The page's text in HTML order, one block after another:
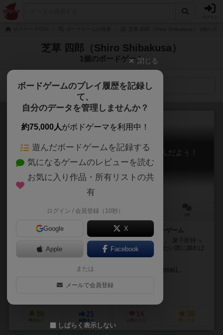
芝草 四郎（Shiro Shibakusa）
1個のボードゲーム
検索メニュー
「ゴメン」で済んだらケーサツいらないんだよぅ！
#Gome-kei
10～30分
怒って、謝って、笑って、推理する、理不尽パーティーゲーム
【改訂2版になりました！】 あー、やらかしちゃったよ。 菓子折持っ
て謝りに行かなきゃ。 だけど、相手は誰なんだ？ いったい誰に謝れば
いいんだ？ みんなに質問...
芝草 四郎（Shiro Shibakusa）
トムサイ（Tomsai）
39
興味あり
21
経験あり お気に入り
38
持ってる
閉じる
ボードゲームのプレイ履歴を記録し
て、
自分のデータを管理しませんか？
約75,000人がボドゲーマを利用中！
遊んだボードゲームを記録する
気になるゲームのレビューを読む
お気に入り作品・所有リストの共
有
ログイン / 会員登録（10秒）
Google X
Apple Facebook
または
メールで会員登録
しばらく表示しない